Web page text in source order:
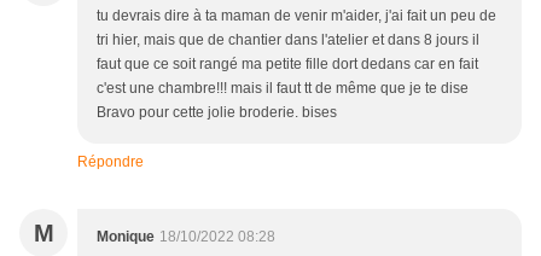
tu devrais dire à ta maman de venir m'aider, j'ai fait un peu de
tri hier, mais que de chantier dans l'atelier et dans 8 jours il
faut que ce soit rangé ma petite fille dort dedans car en fait
c'est une chambre!!! mais il faut tt de même que je te dise
Bravo pour cette jolie broderie. bises
Répondre
M Monique 18/10/2022 08:28